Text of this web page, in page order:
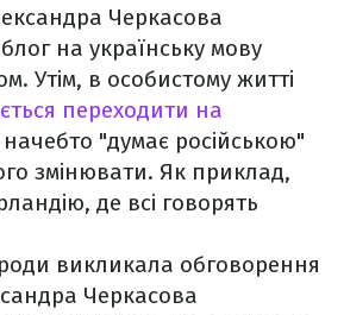
Черкасова
на українську мову
Утім, в особистому житті
переходити на
"думає російською"
змінювати. Як приклад,
де всі говорять
викликала обговорення
Черкасова